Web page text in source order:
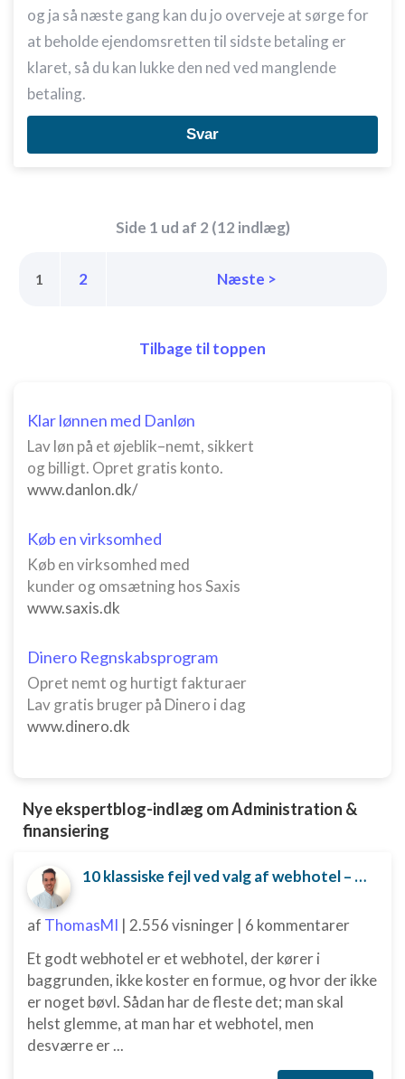
og ja så næste gang kan du jo overveje at sørge for
at beholde ejendomsretten til sidste betaling er
klaret, så du kan lukke den ned ved manglende
betaling.
Svar
Side 1 ud af 2 (12 indlæg)
1 2 Næste >
Tilbage til toppen
Klar lønnen med Danløn
Lav løn på et øjeblik–nemt, sikkert
og billigt. Opret gratis konto.
www.danlon.dk/
Køb en virksomhed
Køb en virksomhed med
kunder og omsætning hos Saxis
www.saxis.dk
Dinero Regnskabsprogram
Opret nemt og hurtigt fakturaer
Lav gratis bruger på Dinero i dag
www.dinero.dk
Nye ekspertblog-indlæg om Administration &
finansiering
10 klassiske fejl ved valg af webhotel – og hvordan du undgår dem
af ThomasMI | 2.556 visninger | 6 kommentarer
Et godt webhotel er et webhotel, der kører i
baggrunden, ikke koster en formue, og hvor der ikke
er noget bøvl. Sådan har de fleste det; man skal
helst glemme, at man har et webhotel, men
desværre er ...